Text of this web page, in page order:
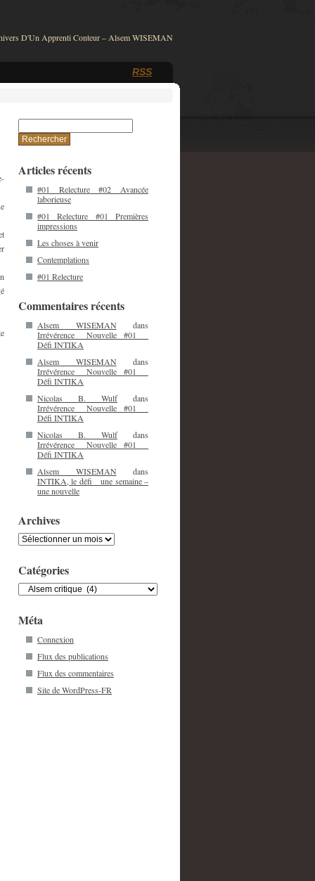
D'Un Apprenti Conteur – Alsem WISEMAN
RSS
Articles récents
#01 Relecture #02 Avancée
laborieuse
#01 Relecture #01 Premières
impressions
Les choses à venir
Contemplations
#01 Relecture
Commentaires récents
Alsem WISEMAN dans
Irrévérence_ Nouvelle #01 _
Défi INTIKA
Alsem WISEMAN dans
Irrévérence_ Nouvelle #01 _
Défi INTIKA
Nicolas B. Wulfdans
Irrévérence_ Nouvelle #01 _
Défi INTIKA
Nicolas B. Wulfdans
Irrévérence_ Nouvelle #01 _
Défi INTIKA
Alsem WISEMAN dans
INTIKA, le défi _ une semaine –
une nouvelle
Archives
Archives
Catégories
Catégories
Méta
Connexion
Flux des publications
Flux des commentaires
Site de WordPress-FR